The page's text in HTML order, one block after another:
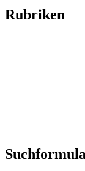
Rubriken